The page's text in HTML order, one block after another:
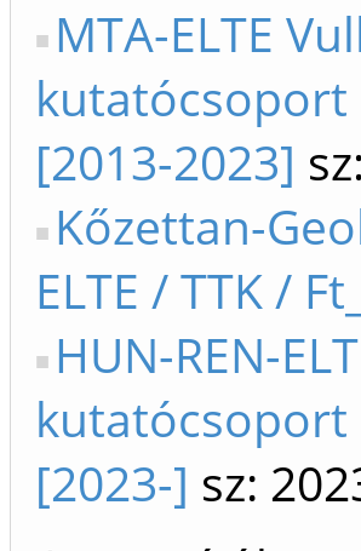
MTA-ELTE
kutatócsoport
[2013-2023]
Kőzettan-
ELTE / TTK /
HUN-REN-
kutatócsoport
[2023-] sz: